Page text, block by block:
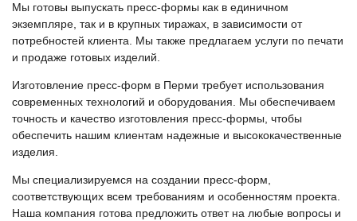
Мы готовы выпускать пресс-формы как в единичном
экземпляре, так и в крупных тиражах, в зависимости от
потребностей клиента. Мы также предлагаем услуги по печати
и продаже готовых изделий.
Изготовление пресс-форм в Перми требует использования
современных технологий и оборудования. Мы обеспечиваем
точность и качество изготовления пресс-формы, чтобы
обеспечить нашим клиентам надежные и высококачественные
изделия.
Мы специализируемся на создании пресс-форм,
соответствующих всем требованиям и особенностям проекта.
Наша компания готова предложить ответ на любые вопросы и